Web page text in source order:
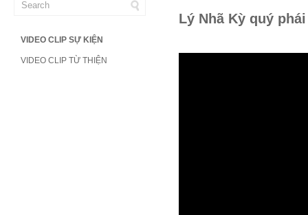
VIDEO CLIP SỰ KIỆN
VIDEO CLIP TỪ THIỆN
Lý Nhã Kỳ quý